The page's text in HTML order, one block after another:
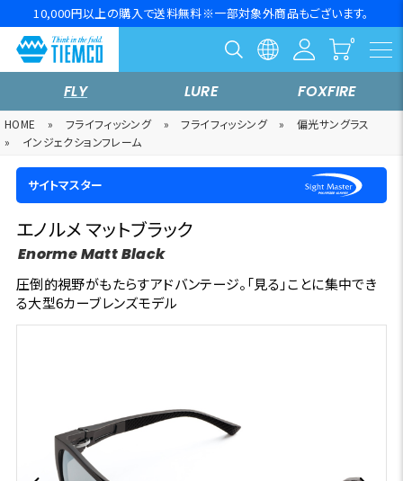
10,000円以上の購入で送料無料※一部対象外商品もございます。
FLY LURE FOXFIRE
HOME » フライフィッシング » フライフィッシング »
偏光サングラス
»
インジェクションフレーム
サイトマスター
エノルメ マットブラック
Enorme Matt Black
圧倒的視野がもたらすアドバンテージ。「見る」ことに集中でき
る大型6カーブレンズモデル